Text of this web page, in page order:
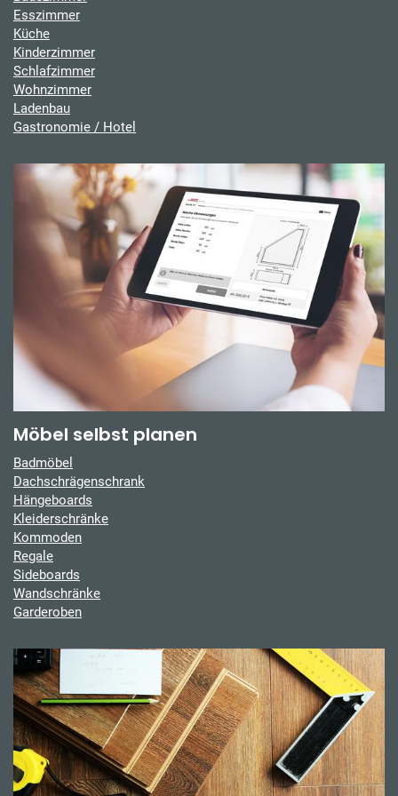
Esszimmer
Küche
Kinderzimmer
Schlafzimmer
Wohnzimmer
Ladenbau
Gastronomie / Hotel
Möbel selbst planen
Badmöbel
Dachschrägenschrank
Hängeboards
Kleiderschränke
Kommoden
Regale
Sideboards
Wandschränke
Garderoben